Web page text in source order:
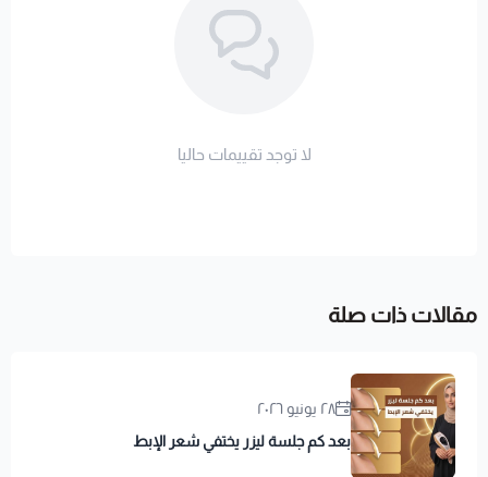
لا توجد تقييمات حاليا
مقالات ذات صلة
٢٨ يونيو ٢٠٢٦
بعد كم جلسة ليزر يختفي شعر الإبط